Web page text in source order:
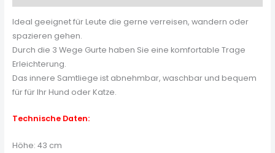
Ideal geeignet für Leute die gerne verreisen, wandern oder
spazieren gehen.
Durch die 3 Wege Gurte haben Sie eine komfortable Trage
Erleichterung.
Das innere Samtliege ist abnehmbar, waschbar und bequem
für für Ihr Hund oder Katze.
Technische Daten:
Höhe: 43 cm